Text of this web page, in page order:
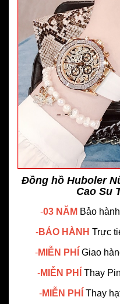
Đồng hồ Huboler
Cao Su
-03 NĂM Bảo
-BẢO HÀNH Trực
-MIỄN PHÍ Giao
-MIỄN PHÍ Thay
-MIỄN PHÍ Thay